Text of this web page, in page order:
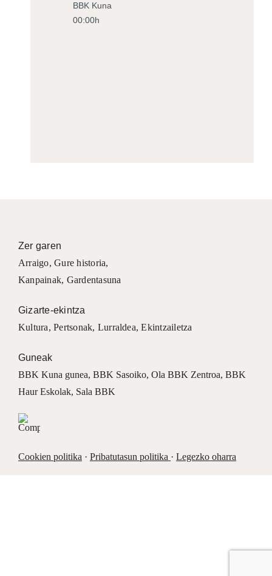
BBK Kuna
00:00h
Zer garen
Arraigo,Gure historia,
Kanpainak, Gardentasuna
Gizarte-ekintza
Kultura,Pertsonak, Lurraldea,Ekintzailetza
Guneak
BBK Kuna gunea, BBK Sasoiko, Ola BBK Zentroa, BBK
Haur Eskolak, Sala BBK
Cookien politika· Pribatutasun politika · Legezko oharra